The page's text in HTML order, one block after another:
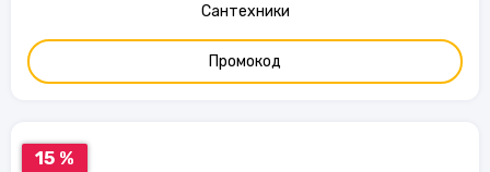
Сантехники
Промокод
15 %